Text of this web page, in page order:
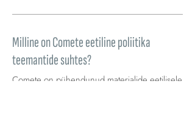
Milline on Comete eetiline poliitika
teemantide suhtes?
Comete on pühendunud materjalide eetilisele